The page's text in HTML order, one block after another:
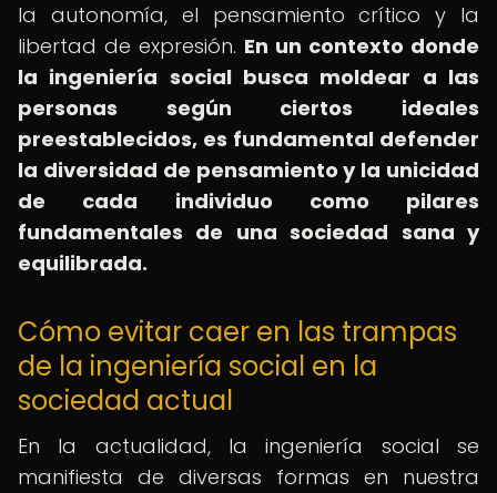
la autonomía, el pensamiento crítico y la
libertad de expresión. En un contexto donde
la ingeniería social busca moldear a las
personas según ciertos ideales
preestablecidos, es fundamental defender
la diversidad de pensamiento y la unicidad
de cada individuo como pilares
fundamentales de una sociedad sana y
equilibrada.
Cómo evitar caer en las trampas
de la ingeniería social en la
sociedad actual
En la actualidad, la ingeniería social se
manifiesta de diversas formas en nuestra